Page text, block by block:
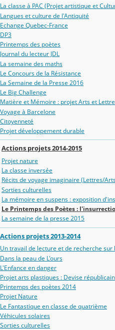
La classe à PAC (Projet artistique et
Langues et culture de l'Antiquité
Echange Quebec-France
DP3
Printemps des poètes
Journal du lecteur JDL
La semaine des maths
Le Concours de la Résistance
La Semaine de la Presse 2016
Le Big Challenge
Matière et Mémoire : projet Arts et
Voyage à Barcelone
Citoyenneté
Projet développement durable
Actions projets 2014-2015
Projet nature
La classe inversée
Récits de voyage imaginaire (Lettres/
Sorties culturelles
La mémoire en suspens : exposition
Le Printemps des Poètes :
La semaine de la presse 2015
Actions projets 2013-2014
Un travail de lecture et de recherche sur
Dans la peau de L'ours
L'Enfance en danger
Projet arts plastiques : Devise
Printemps des poètes 2014
Projet Nature
Le Fantastique en classe de quatrième
Véhicules solaires
Sorties culturelles